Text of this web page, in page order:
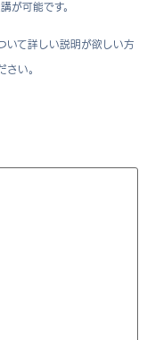
が可能です。
て詳しい説明が欲しい方
さい。